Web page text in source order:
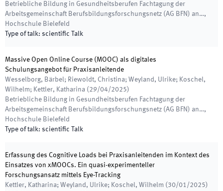
Betriebliche Bildung in Gesundheitsberufen Fachtagung der
Arbeitsgemeinschaft Berufsbildungsforschungsnetz (AG BFN) an…,
Hochschule Bielefeld
Type of talk: scientific Talk
Massive Open Online Course (MOOC) als digitales
Schulungsangebot für Praxisanleitende
Wesselborg, Bärbel; Riewoldt, Christina; Weyland, Ulrike; Koschel,
Wilhelm; Kettler, Katharina ( 29/04/2025)
Betriebliche Bildung in Gesundheitsberufen Fachtagung der
Arbeitsgemeinschaft Berufsbildungsforschungsnetz (AG BFN) an…,
Hochschule Bielefeld
Type of talk: scientific Talk
Erfassung des Cognitive Loads bei Praxisanleitenden im Kontext des
Einsatzes von xMOOCs. Ein quasi-experimenteller
Forschungsansatz mittels Eye-Tracking
Kettler, Katharina; Weyland, Ulrike; Koschel, Wilhelm ( 30/01/2025)